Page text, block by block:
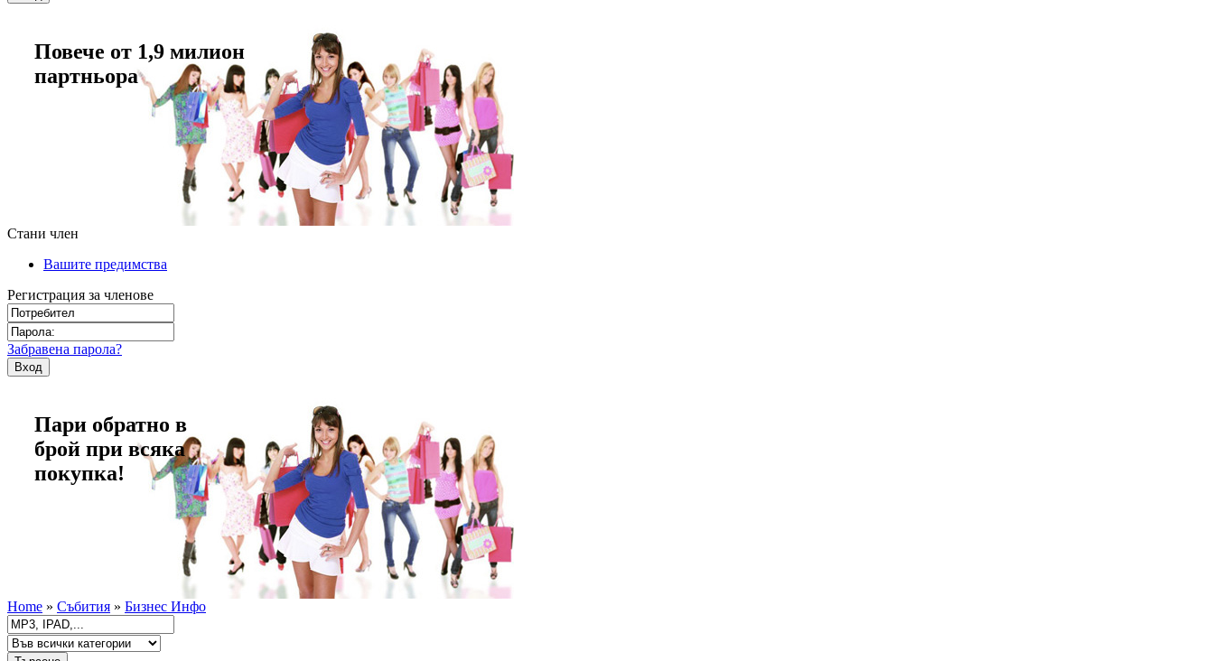
Повече от 1,9 милион
партньора
Стани член
Вашите предимства
Регистрация за членове
Забравена парола?
Пари обратно в
брой при всяка
покупка!
Home » Събития » Бизнес Инфо